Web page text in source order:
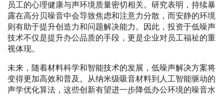
员工的心理健康与声环境质量密切相关。研究表明，持续暴
露在高分贝噪音中会导致焦虑和注意力分散，而安静的环境
则有助于提升创造力和问题解决能力。因此，投资于低噪声
技术不仅是提升办公品质的手段，更是企业对员工福祉的重
视体现。
未来，随着材料科学和智能技术的发展，低噪声解决方案将
变得更加高效和普及。从纳米级吸音材料到人工智能驱动的
声学优化算法，这些创新有望进一步降低办公环境的噪音水